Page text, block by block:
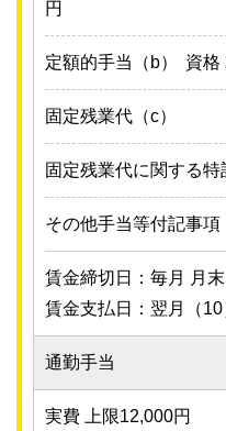
円
定額的手当（b） 資格
固定残業代（c）
固定残業代に関する特
その他手当等付記事項
賃金締切日：毎月 月末
賃金支払日：翌月（10
通勤手当
実費 上限12,000円